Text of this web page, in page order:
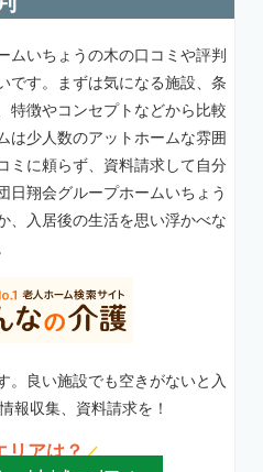
ムいちょうの木の口コミや評判
です。まずは気になる施設、条
特徴やコンセプトなどから比較
は少人数のアットホームな雰囲
ミに頼らず、資料請求して自分
日翔会グループホームいちょう
、入居後の生活を思い浮かべな
。良い施設でも空きがないと入
報収集、資料請求を！
リアは？／